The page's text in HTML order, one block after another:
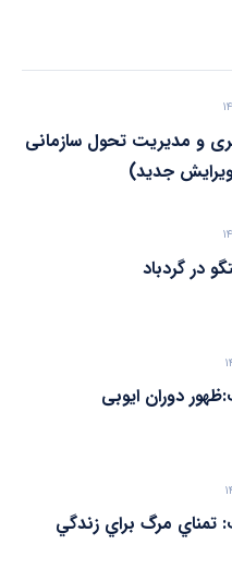
و مدیریت تحول سازمانی
جدید)
در گردباد
دوران ايوبی
تمناي مرگ براي زندگي